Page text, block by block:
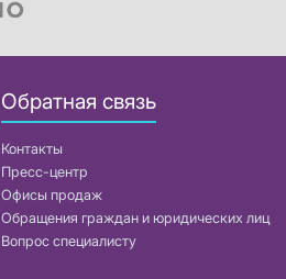
Обратная связь
Контакты
Пресс-центр
Офисы продаж
Обращения граждан и юридических лиц
Вопрос специалисту